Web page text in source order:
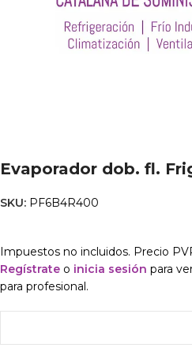
Evaporador dob. fl.
SKU: PF6B4R400
Impuestos no incluidos. Precio
Regístrate o inicia sesión para
para profesional.